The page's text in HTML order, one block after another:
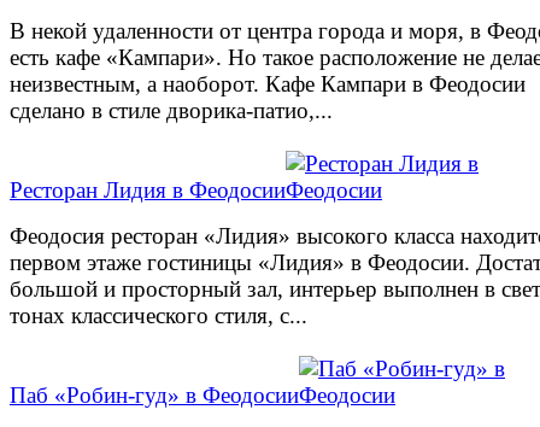
В некой удаленности от центра города и моря, в
есть кафе «Кампари». Но такое расположение не
неизвестным, а наоборот. Кафе Кампари в Феодосии
сделано в стиле дворика-патио,...
Ресторан Лидия в Феодосии
Феодосия ресторан «Лидия» высокого класса
первом этаже гостиницы «Лидия» в Феодосии.
большой и просторный зал, интерьер выполнен в
тонах классического стиля, с...
Паб «Робин-гуд» в Феодосии